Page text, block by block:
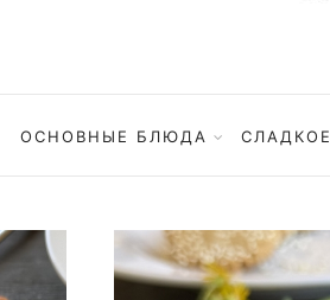
ОСНОВНЫЕ БЛЮДА СЛАДКОЕ